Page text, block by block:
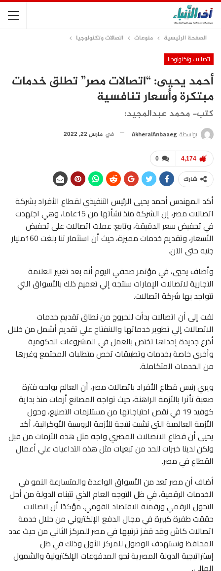
الصفحة الرئيسية منوعات اتصالات وتكنولوجيا
اتصالات وتكنولوجيا
أحمد يحيى: “اتصالات مصر” تطلق خدمات
مبتكرة وأسعار تنافسية
كتب- محمد عبدالمجيد:
بواسطة AkheralAnbaaeg في مارس 22, 2022
0 4,174
شارك
أكد المهندس أحمد يحيى الرئيس التنفيذي لقطاع الأفراد بشركة
اتصالات مصر، إن الشركة منذ نشأتها من 15عاما، وهي اجتهدت
في تخفيض سعر الدقيقة، وتابع: عملت اتصالات على تخفيض
الأسعار، وتقديم خدمات مميزة، حيث أن استثمار تنا بلغت 160مليار
جنيه حتى الآن.
وأضاف يحيي، في مؤتمر صحفي اليوم أنه بعد تغيير العلامة
التجارية لاتصالات الإمارات سنتجه إلي تعميم ذلك بالأسواق التي
تتواجد بها شركة اتصالات.
لفت إلى أن اتصالات بدأت للخروج من نطاق تقديم خدمات
الاتصالات إلي تطوير خدماتها والانفتاح علي تقديم أشمل من خلال
أذرع جديدة إحداها تختص بالعمل في المشروعات الحكومية
وأخري خاصة بخدمات وتطبيقات تخص متطلبات المجتمع وغيرها
من الخدمات المتكاملة.
ويري رئيس قطاع الأفراد باتصالات مصر، أن العالم يواجه فترة
صعبة تأثرا بالأزمة الراهنة، حيث تواجه المصانع أزمات منذ بداية
كوفيد 19 في نقص احتياجاتها من مستلزمات التصنيع، وحول
الأزمة العالمية التي نشبت نتيجة للأزمة الروسية الأوكرانية، أكد
يحيى أن قطاع الاتصالات المصري واجه مثل هذه الأزمات من قبل
ولكن لدينا خبرات للحد من تبعيات مثل هذه التداعيات علي أعمال
القطاع في مصر.
أضاف أن مصر تعد من الأسواق الواعدة والمتسارعة النمو في
الخدمات الرقمية، في ظل التوجه العام الذي تتبناه الدولة من أجل
التحول الرقمي ورقمنة الاقتصاد القومي. مؤكدًا أن اتصالات
حققت طفرة كبيرة في مجال الدفع الإلكتروني من خلال خدمة
اتصالات كاش وقد قفز ترتيبها في مصر للمركز الثاني من حيث عدد
المحافظ ونستهدف الوصول للمركز الأول وذلك في ظل
إستراتيجية الدولة المصرية نحو المدفوعات الإلكترونية والشمول
المالي.